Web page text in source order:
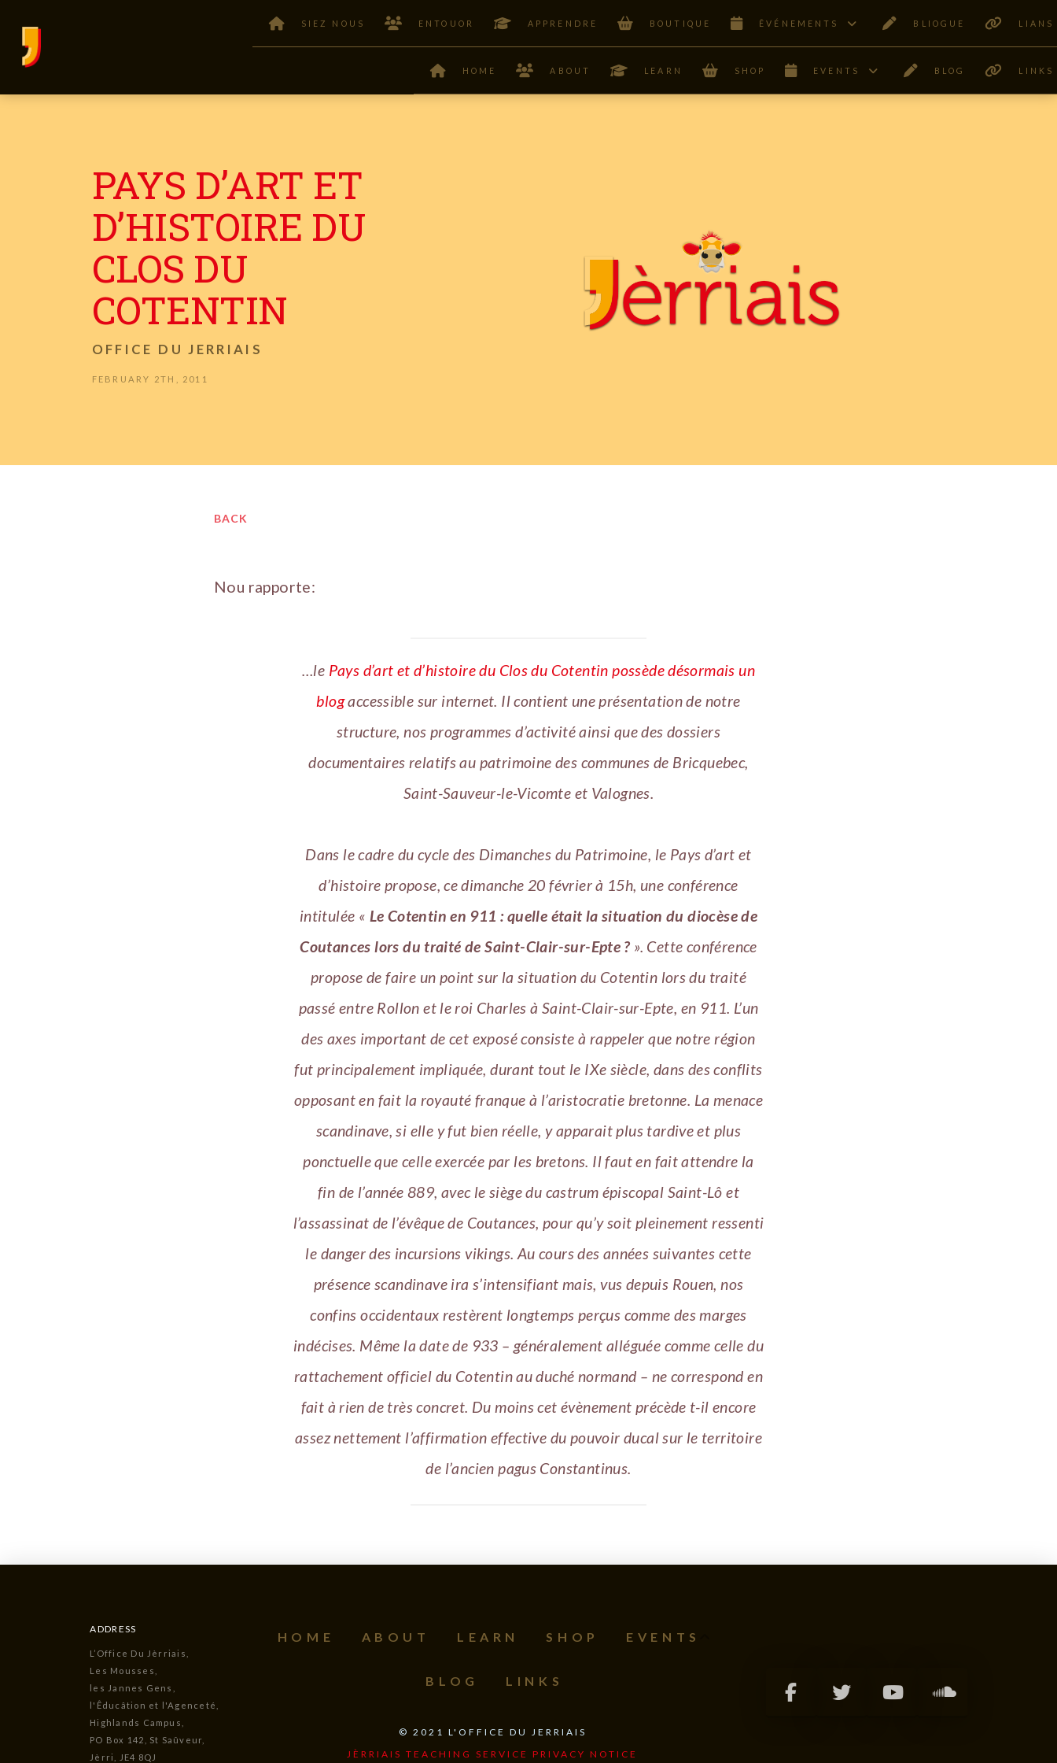
SIEZ NOUS ENTOUOR APPRENDRE BOUTIQUE ÊVÉNEMENTS BLIOGUE LIANS
HOME ABOUT LEARN SHOP EVENTS BLOG LINKS
PAYS D’ART ET
D’HISTOIRE DU
CLOS DU
COTENTIN
OFFICE DU JERRIAIS
FEBRUARY 2TH, 2011
BACK
Nou rapporte:
…le Pays d’art et d’histoire du Clos du Cotentin possède désormais un
blogaccessible sur internet. Il contient une présentation de notre
structure, nos programmes d’activité ainsi que des dossiers
documentaires relatifs au patrimoine des communes de Bricquebec,
Saint-Sauveur-le-Vicomte et Valognes.
Dans le cadre du cycle des Dimanches du Patrimoine, le Pays d’art et
d’histoire propose, ce dimanche 20 février à 15h, une conférence
intitulée « Le Cotentin en 911 : quelle était la situation du diocèse de
Coutances lors du traité de Saint-Clair-sur-Epte ? ». Cette conférence
propose de faire un point sur la situation du Cotentin lors du traité
passé entre Rollon et le roi Charles à Saint-Clair-sur-Epte, en 911. L’un
des axes important de cet exposé consiste à rappeler que notre région
fut principalement impliquée, durant tout le IXe siècle, dans des conflits
opposant en fait la royauté franque à l’aristocratie bretonne. La menace
scandinave, si elle y fut bien réelle, y apparait plus tardive et plus
ponctuelle que celle exercée par les bretons. Il faut en fait attendre la
fin de l’année 889, avec le siège du castrum épiscopal Saint-Lô et
l’assassinat de l’évêque de Coutances, pour qu’y soit pleinement ressenti
le danger des incursions vikings. Au cours des années suivantes cette
présence scandinave ira s’intensifiant mais, vus depuis Rouen, nos
confins occidentaux restèrent longtemps perçus comme des marges
indécises. Même la date de 933 – généralement alléguée comme celle du
rattachement officiel du Cotentin au duché normand – ne correspond en
fait à rien de très concret. Du moins cet évènement précède t-il encore
assez nettement l’affirmation effective du pouvoir ducal sur le territoire
de l’ancien pagus Constantinus.
ADDRESS
L’Office Du Jèrriais,
Les Mousses,
les Jannes Gens,
l'Êducâtion et l'Agenceté,
Highlands Campus,
PO Box 142, St Saûveur,
Jèrri, JE4 8QJ
HOME ABOUT LEARN SHOP EVENTS
BLOG LINKS
© 2021 L'OFFICE DU JERRIAIS
JÈRRIAIS TEACHING SERVICE PRIVACY NOTICE